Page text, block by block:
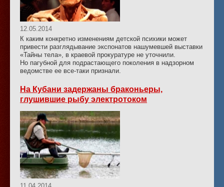
12.05.2014
К каким конкретно изменениям детской психики может
привести разглядывание экспонатов нашумевшей выставки
«Тайны тела», в краевой прокуратуре не уточнили.
Но пагубной для подрастающего поколения в надзорном
ведомстве ее все-таки признали.
На Кубани задержаны браконьеры,
глушившие рыбу электротоком